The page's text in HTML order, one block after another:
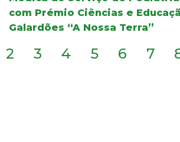
com Prémio Ciências e
Galardões “A Nossa Terra”
2 3 4 5 6 7